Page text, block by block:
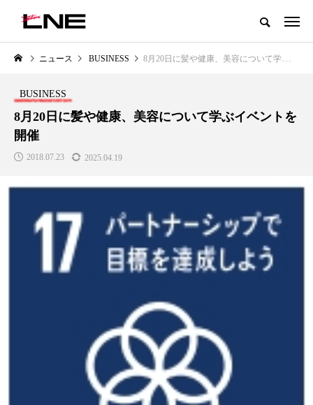
グローバルビューティ＆ヘルスケアビジネス誌
LIFESTYLE
SNSの「加工顔」と美容医療｜AI
がもたらす可能性とこれから
2026.07.13
BUSINESS
GWI調査から読み解く2030年の
都市型スパ――身近なウェルネ
の次世代モデル
FEATURED 注目の企画
ニュース BUSINESS 8月20日に髪や健康、美容について学ぶイベントを開催
BUSINESS
8月20日に髪や健康、美容について学ぶイベントを
開催
2018.07.23 2025.04.19